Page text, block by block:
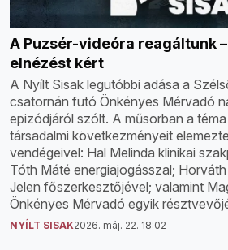
A Puzsér-videóra reagáltunk
elnézést kért
A Nyílt Sisak legutóbbi adása a
csatornán futó Önkényes Mérvadó
epizódjáról szólt. A műsorban a
társadalmi következményeit
vendégeivel: Hal Melinda klinikai
Tóth Máté energiajogásszal;
Jelen főszerkesztőjével; valamint
Önkényes Mérvadó egyik
NYÍLT SISAK2026. máj. 22. 18:02